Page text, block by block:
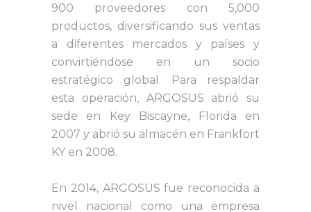
900 proveedores con 5,000
productos, diversificando sus ventas
a diferentes mercados y países y
convirtiéndose en un socio
estratégico global. Para respaldar
esta operación, ARGOSUS abrió su
sede en Key Biscayne, Florida en
2007 y abrió su almacén en Frankfort
KY en 2008.
En 2014, ARGOSUS fue reconocida a
nivel nacional como una empresa